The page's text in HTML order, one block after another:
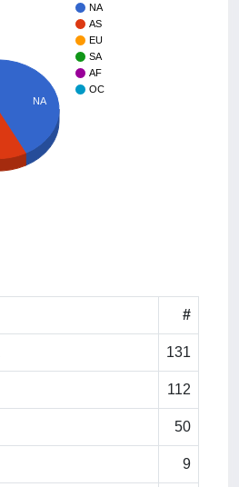
NA
AS
EU
SA
AF
OC
NA
#
131
112
50
9